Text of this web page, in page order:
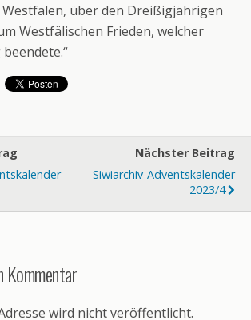
über den Dreißigjährigen
Westfälischen Frieden, welcher
Nächster Beitrag
Siwiarchiv-Adventskalender
2023/4
Kommentar
wird nicht veröffentlicht.